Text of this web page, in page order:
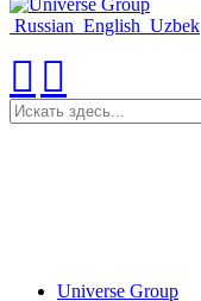
Russian English Uzbek
искать
здесь
Universe Group